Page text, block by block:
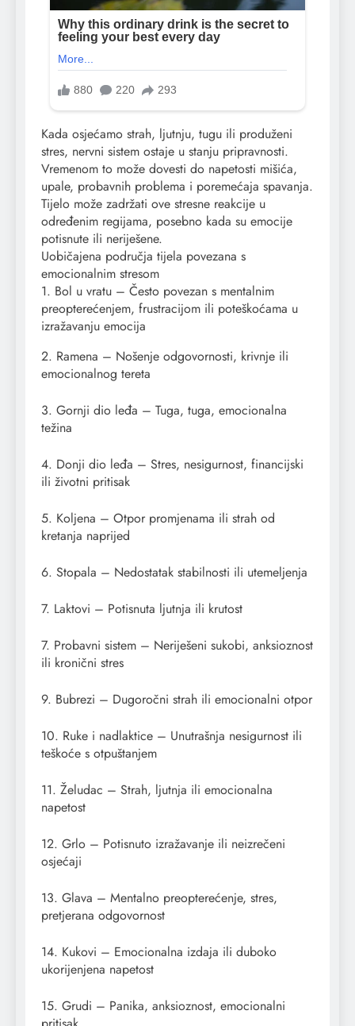
Kada osjećamo strah, ljutnju, tugu ili produženi
stres, nervni sistem ostaje u stanju pripravnosti.
Vremenom to može dovesti do napetosti mišića,
upale, probavnih problema i poremećaja spavanja.
Tijelo može zadržati ove stresne reakcije u
određenim regijama, posebno kada su emocije
potisnute ili neriješene.
Uobičajena područja tijela povezana s
emocionalnim stresom
1. Bol u vratu – Često povezan s mentalnim
preopterećenjem, frustracijom ili poteškoćama u
izražavanju emocija
2. Ramena – Nošenje odgovornosti, krivnje ili
emocionalnog tereta
3. Gornji dio leđa – Tuga, tuga, emocionalna
težina
4. Donji dio leđa – Stres, nesigurnost, financijski
ili životni pritisak
5. Koljena – Otpor promjenama ili strah od
kretanja naprijed
6. Stopala – Nedostatak stabilnosti ili utemeljenja
7. Laktovi – Potisnuta ljutnja ili krutost
7. Probavni sistem – Neriješeni sukobi, anksioznost
ili kronični stres
9. Bubrezi – Dugoročni strah ili emocionalni otpor
10. Ruke i nadlaktice – Unutrašnja nesigurnost ili
teškoće s otpuštanjem
11. Želudac – Strah, ljutnja ili emocionalna
napetost
12. Grlo – Potisnuto izražavanje ili neizrečeni
osjećaji
13. Glava – Mentalno preopterećenje, stres,
pretjerana odgovornost
14. Kukovi – Emocionalna izdaja ili duboko
ukorijenjena napetost
15. Grudi – Panika, anksioznost, emocionalni